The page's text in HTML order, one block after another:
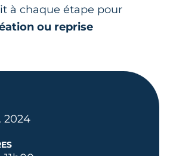
à chaque étape pour
ou reprise
2024